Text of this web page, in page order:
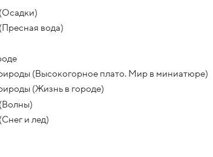
вода)
(Высокогорное плато. Мир в миниатюре)
(Жизнь в городе)
и лед)